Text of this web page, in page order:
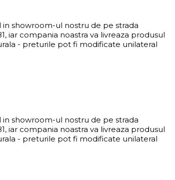
showroom-ul nostru de pe strada
iar compania noastra va livreaza produsul
- preturile pot fi modificate unilateral
showroom-ul nostru de pe strada
iar compania noastra va livreaza produsul
- preturile pot fi modificate unilateral